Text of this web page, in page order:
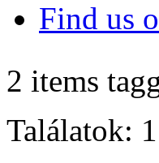
Find us
2 items
Találatok: